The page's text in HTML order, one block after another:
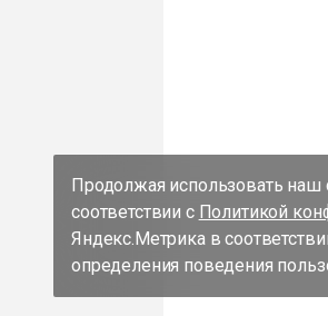
Продолжая использовать наш
соответствии с Политикой
Яндекс.Метрика в
определения поведения